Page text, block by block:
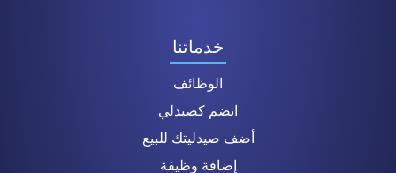
خدماتنا
الوظائف
انضم كصيدلي
أضف صيدليتك للبيع
إضافة وظيفة